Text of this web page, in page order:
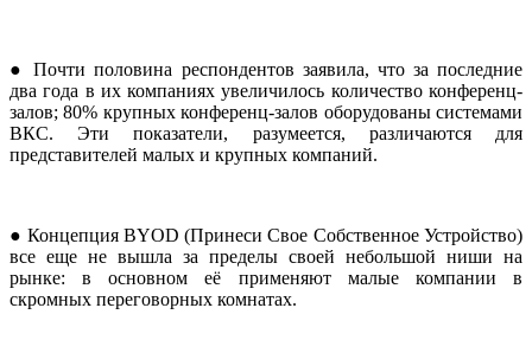
● Почти половина респондентов заявила, что за последние
два года в их компаниях увеличилось количество конференц-
залов; 80% крупных конференц-залов оборудованы системами
ВКС. Эти показатели, разумеется, различаются для
представителей малых и крупных компаний.
● Концепция BYOD (Принеси Свое Собственное Устройство)
все еще не вышла за пределы своей небольшой ниши на
рынке: в основном её применяют малые компании в
скромных переговорных комнатах.